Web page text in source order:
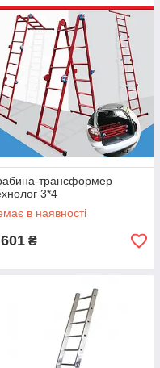
в каталоге.
трансформер
3*4
в наявності
₴